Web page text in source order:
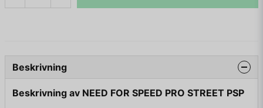
Beskrivning
Beskrivning av NEED FOR SPEED PRO STREET PSP